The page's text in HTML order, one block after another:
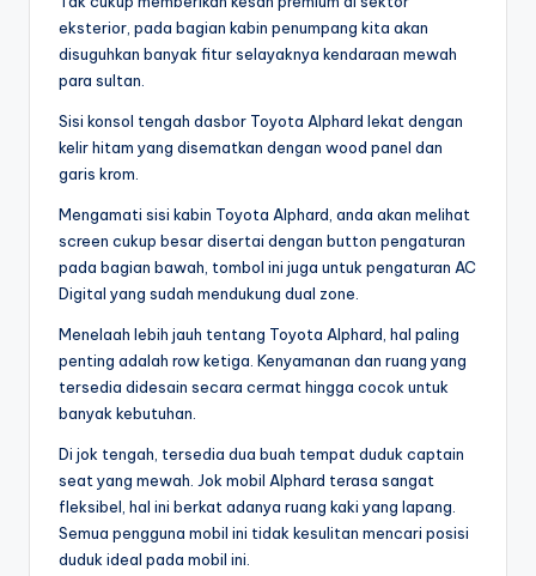
eksterior, pada bagian kabin penumpang kita akan
disuguhkan banyak fitur selayaknya kendaraan mewah
para sultan.
Sisi konsol tengah dasbor Toyota Alphard lekat dengan
kelir hitam yang disematkan dengan wood panel dan
garis krom.
Mengamati sisi kabin Toyota Alphard, anda akan melihat
screen cukup besar disertai dengan button pengaturan
pada bagian bawah, tombol ini juga untuk pengaturan AC
Digital yang sudah mendukung dual zone.
Menelaah lebih jauh tentang Toyota Alphard, hal paling
penting adalah row ketiga. Kenyamanan dan ruang yang
tersedia didesain secara cermat hingga cocok untuk
banyak kebutuhan.
Di jok tengah, tersedia dua buah tempat duduk captain
seat yang mewah. Jok mobil Alphard terasa sangat
fleksibel, hal ini berkat adanya ruang kaki yang lapang.
Semua pengguna mobil ini tidak kesulitan mencari posisi
duduk ideal pada mobil ini.